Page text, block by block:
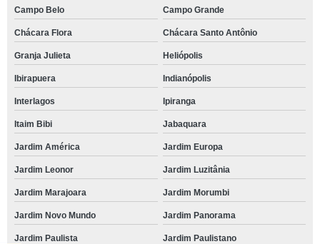
Campo Belo Campo Grande
Chácara Flora Chácara Santo Antônio
Granja Julieta Heliópolis
Ibirapuera Indianópolis
Interlagos Ipiranga
Itaim Bibi Jabaquara
Jardim América Jardim Europa
Jardim Leonor Jardim Luzitânia
Jardim Marajoara Jardim Morumbi
Jardim Novo Mundo Jardim Panorama
Jardim Paulista Jardim Paulistano